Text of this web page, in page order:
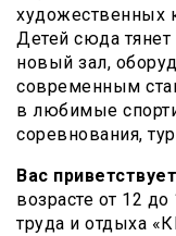
художественных
Детей сюда
новый зал,
современным
в любимые
соревнования,
Вас
возрасте от 12
труда и отдыха